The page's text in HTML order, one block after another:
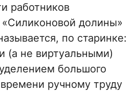
работников
«Силиконовой долины»
по старинке:
(а не виртуальными)
большого
ручному труду